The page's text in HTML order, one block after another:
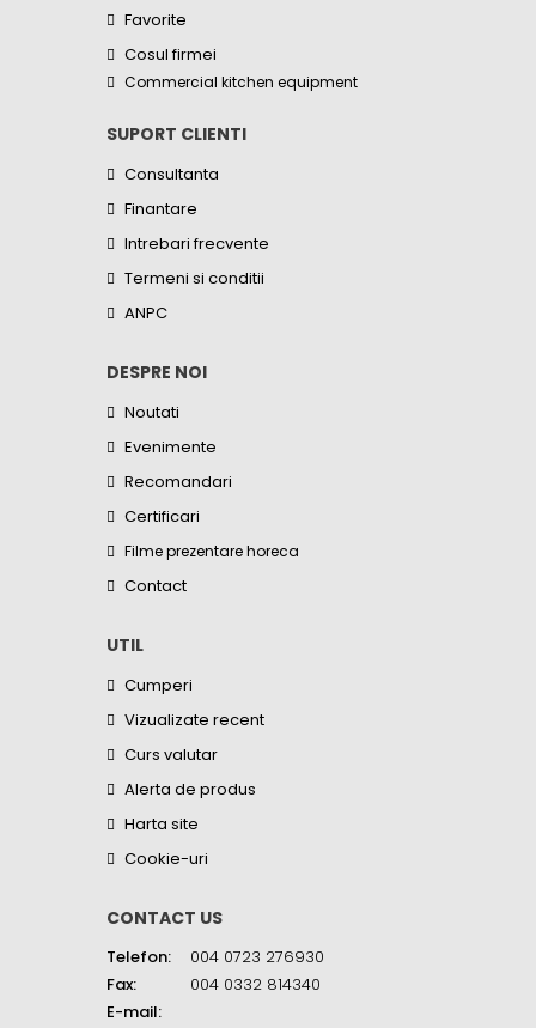
Favorite
Cosul firmei
Commercial kitchen equipment
SUPORT CLIENTI
Consultanta
Finantare
Intrebari frecvente
Termeni si conditii
ANPC
DESPRE NOI
Noutati
Evenimente
Recomandari
Certificari
Filme prezentare horeca
Contact
UTIL
Cumperi
Vizualizate recent
Curs valutar
Alerta de produs
Harta site
Cookie-uri
CONTACT US
Telefon:
004 0723 276930
Fax:
004 0332 814340
E-mail: